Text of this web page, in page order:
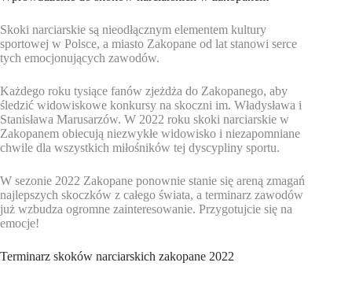
Skoki narciarskie są nieodłącznym elementem kultury
sportowej w Polsce, a miasto Zakopane od lat stanowi serce
tych emocjonujących zawodów.
Każdego roku tysiące fanów zjeżdża do Zakopanego, aby
śledzić widowiskowe konkursy na skoczni im. Władysława i
Stanisława Marusarzów. W 2022 roku skoki narciarskie w
Zakopanem obiecują niezwykłe widowisko i niezapomniane
chwile dla wszystkich miłośników tej dyscypliny sportu.
W sezonie 2022 Zakopane ponownie stanie się areną zmagań
najlepszych skoczków z całego świata, a terminarz zawodów
już wzbudza ogromne zainteresowanie. Przygotujcie się na
emocje!
Terminarz skoków narciarskich zakopane 2022